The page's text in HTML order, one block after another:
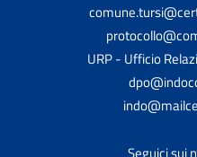
URP - Ufficio
Seguici sui